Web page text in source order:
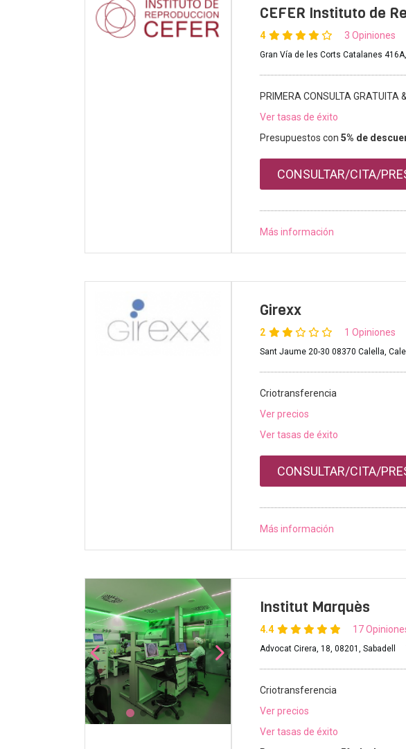
CEFER Instituto de
4 3 Opiniones
Gran Vía de les Corts Catalanes
PRIMERA CONSULTA GRATUITA
Ver tasas de éxito
Presupuestos con 5% de
CONSULTAR/CITA/
Más información
Girexx
2 1 Opiniones
Sant Jaume 20-30 08370 Calella,
Criotransferencia
Ver precios
Ver tasas de éxito
CONSULTAR/CITA/
Más información
Institut Marquès
4.4 17
Advocat Cirera, 18, 08201, Sabadell
Criotransferencia
Ver precios
Ver tasas de éxito